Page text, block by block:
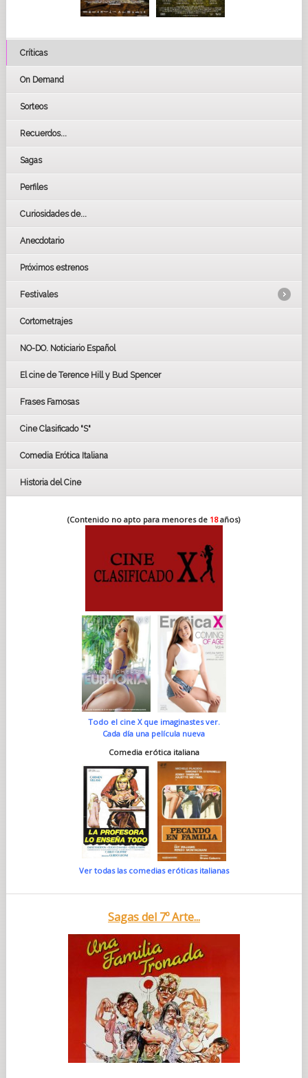
Críticas
On Demand
Sorteos
Recuerdos...
Sagas
Perfiles
Curiosidades de...
Anecdotario
Próximos estrenos
Festivales
LOS OSCARS
GOYAS
BAFTA
Cortometrajes
NO-DO. Noticiario Español
El cine de Terence Hill y Bud Spencer
Frases Famosas
Cine Clasificado "S"
Comedia Erótica Italiana
Historia del Cine
(Contenido no apto para menores de 18años)
Todo el cine X que imaginastes ver.
Cada día una película nueva
Comedia erótica italiana
Ver todas las comedias eróticas italianas
Sagas del 7º Arte...